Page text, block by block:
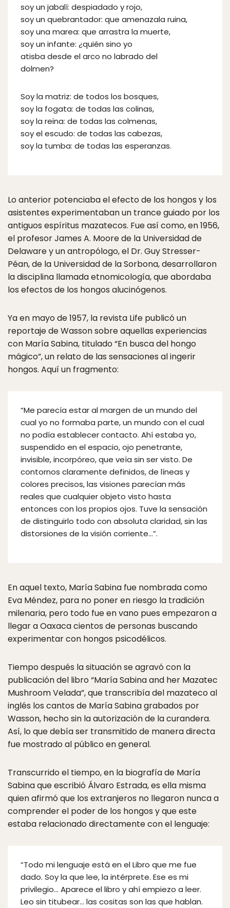
soy un jabalí: despiadado y rojo,
soy un quebrantador: que amenazala ruina,
soy una marea: que arrastra la muerte,
soy un infante: ¿quién sino yo
atisba desde el arco no labrado del
dolmen?
Soy la matriz: de todos los bosques,
soy la fogata: de todas las colinas,
soy la reina: de todas las colmenas,
soy el escudo: de todas las cabezas,
soy la tumba: de todas las esperanzas.
Lo anterior potenciaba el efecto de los hongos y los
asistentes experimentaban un trance guiado por los
antiguos espíritus mazatecos. Fue así como, en 1956,
el profesor James A. Moore de la Universidad de
Delaware y un antropólogo, el Dr. Guy Stresser-
Péan, de la Universidad de la Sorbona, desarrollaron
la disciplina llamada etnomicología, que abordaba
los efectos de los hongos alucinógenos.
Ya en mayo de 1957, la revista Life publicó un
reportaje de Wasson sobre aquellas experiencias
con María Sabina, titulado “En busca del hongo
mágico”, un relato de las sensaciones al ingerir
hongos. Aquí un fragmento:
“Me parecía estar al margen de un mundo del
cual yo no formaba parte, un mundo con el cual
no podía establecer contacto. Ahí estaba yo,
suspendido en el espacio, ojo penetrante,
invisible, incorpóreo, que veía sin ser visto. De
contornos claramente definidos, de líneas y
colores precisos, las visiones parecían más
reales que cualquier objeto visto hasta
entonces con los propios ojos. Tuve la sensación
de distinguirlo todo con absoluta claridad, sin las
distorsiones de la visión corriente…”.
En aquel texto, María Sabina fue nombrada como
Eva Méndez, para no poner en riesgo la tradición
milenaria, pero todo fue en vano pues empezaron a
llegar a Oaxaca cientos de personas buscando
experimentar con hongos psicodélicos.
Tiempo después la situación se agravó con la
publicación del libro “María Sabina and her Mazatec
Mushroom Velada”, que transcribía del mazateco al
inglés los cantos de María Sabina grabados por
Wasson, hecho sin la autorización de la curandera.
Así, lo que debía ser transmitido de manera directa
fue mostrado al público en general.
Transcurrido el tiempo, en la biografía de María
Sabina que escribió Álvaro Estrada, es ella misma
quien afirmó que los extranjeros no llegaron nunca a
comprender el poder de los hongos y que este
estaba relacionado directamente con el lenguaje:
“Todo mi lenguaje está en el Libro que me fue
dado. Soy la que lee, la intérprete. Ese es mi
privilegio… Aparece el libro y ahí empiezo a leer.
Leo sin titubear… las cositas son las que hablan.